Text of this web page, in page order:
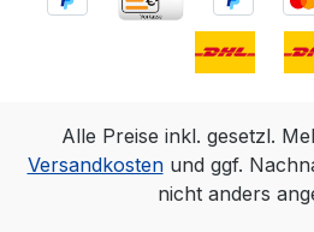
Alle Preise inkl. gesetzl.
Versandkostenund ggf.
nicht anders